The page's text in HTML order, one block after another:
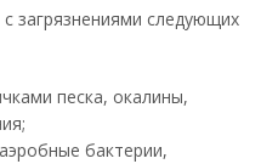
загрязнениями следующих
песка, окалины,
бактерии,